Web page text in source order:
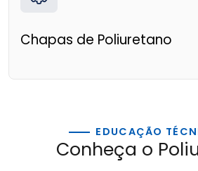
Chapas de Poliuretano
EDUCAÇÃO
Conheça o